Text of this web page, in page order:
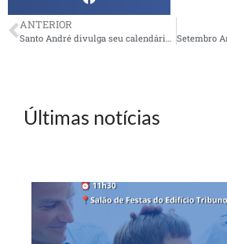
ANTERIOR
Santo André divulga seu calendário de eventos para o segundo semestre
Últimas notícias